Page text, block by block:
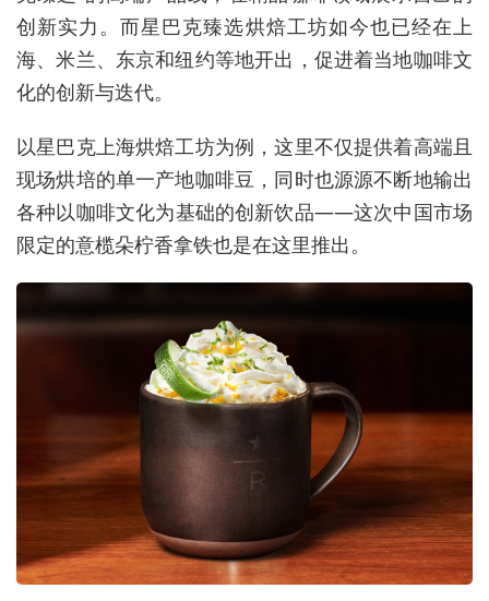
创新实力。而星巴克臻选烘焙工坊如今也已经在上
海、米兰、东京和纽约等地开出，促进着当地咖啡文
化的创新与迭代。
以星巴克上海烘焙工坊为例，这里不仅提供着高端且
现场烘培的单一产地咖啡豆，同时也源源不断地输出
各种以咖啡文化为基础的创新饮品——这次中国市场
限定的意榄朵柠香拿铁也是在这里推出。